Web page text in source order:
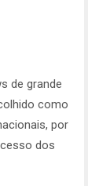
de grande
como
por
dos